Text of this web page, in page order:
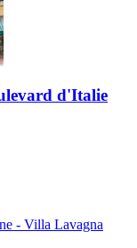
d'Italie